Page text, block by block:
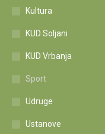
Kultura
KUD Soljani
KUD Vrbanja
Sport
Udruge
Ustanove